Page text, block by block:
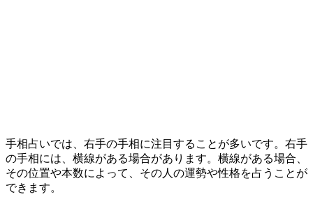
手相占いでは、右手の手相に注目することが多いです。右手
の手相には、横線がある場合があります。横線がある場合、
その位置や本数によって、その人の運勢や性格を占うことが
できます。